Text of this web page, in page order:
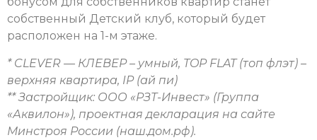
собственный Детский клуб, который будет
расположен на 1-м этаже.
* CLEVER — КЛЕВЕР – умный, TOP FLAT (топ флэт) –
верхняя квартира, IP (ай пи)
** Застройщик: ООО «РЗТ-Инвест» (Группа
«Аквилон»), проектная декларация на сайте
Минстроя России (наш.дом.рф).